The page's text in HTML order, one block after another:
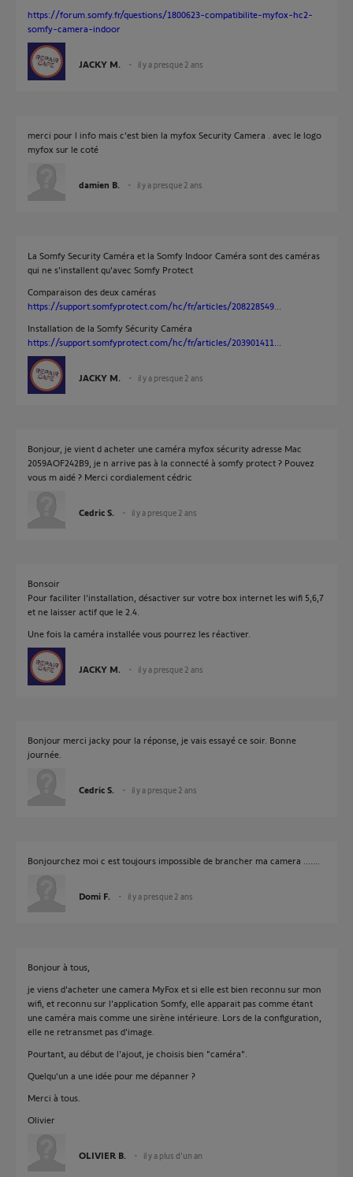
https://forum.somfy.fr/questions/1800623-compatibilite-myfox-hc2-
somfy-camera-indoor
JACKY M. il y a presque 2 ans
merci pour l info mais c'est bien la myfox Security Camera . avec le logo
myfox sur le coté
damien B. il y a presque 2 ans
La Somfy Security Caméra et la Somfy Indoor Caméra sont des caméras
qui ne s'installent qu'avec Somfy Protect
Comparaison des deux caméras
https://support.somfyprotect.com/hc/fr/articles/208228549...
Installation de la Somfy Sécurity Caméra
https://support.somfyprotect.com/hc/fr/articles/203901411...
JACKY M. il y a presque 2 ans
Bonjour, je vient d acheter une caméra myfox sécurity adresse Mac
2059AOF242B9, je n arrive pas à la connecté à somfy protect ? Pouvez
vous m aidé ? Merci cordialement cédric
Cedric S. il y a presque 2 ans
Bonsoir
Pour faciliter l'installation, désactiver sur votre box internet les wifi 5,6,7
et ne laisser actif que le 2.4.
Une fois la caméra installée vous pourrez les réactiver.
JACKY M. il y a presque 2 ans
Bonjour merci jacky pour la réponse, je vais essayé ce soir. Bonne
journée.
Cedric S. il y a presque 2 ans
Bonjourchez moi c est toujours impossible de brancher ma camera .......
Domi F. il y a presque 2 ans
Bonjour à tous,
je viens d'acheter une camera MyFox et si elle est bien reconnu sur mon
wifi, et reconnu sur l'application Somfy, elle apparait pas comme étant
une caméra mais comme une sirène intérieure. Lors de la configuration,
elle ne retransmet pas d'image.
Pourtant, au début de l'ajout, je choisis bien "caméra".
Quelqu'un a une idée pour me dépanner ?
Merci à tous.
Olivier
OLIVIER B. il y a plus d'un an